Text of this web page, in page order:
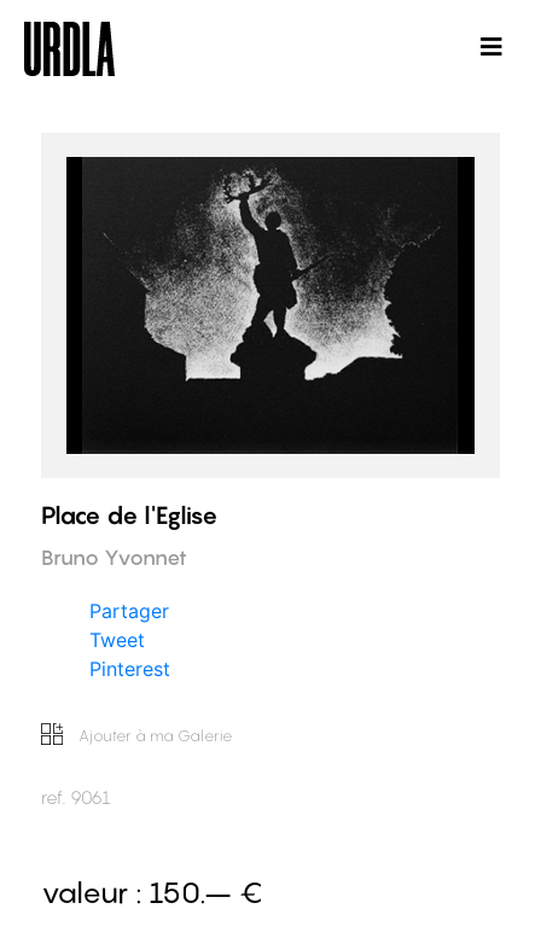
Place de l'Eglise
Bruno Yvonnet
Partager
Tweet
Pinterest
Ajouter à ma Galerie
ref. 9061
valeur : 150.– €